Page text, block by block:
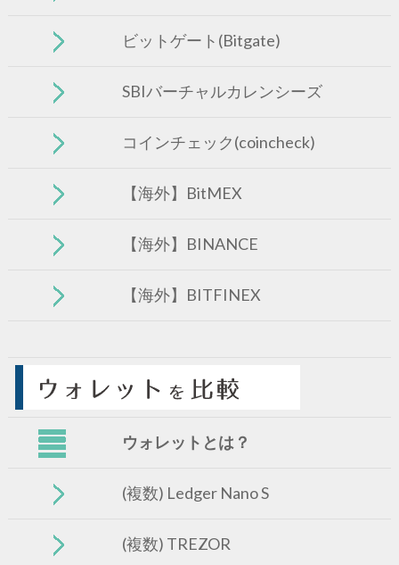
ビットゲート(Bitgate)
SBIバーチャルカレンシーズ
コインチェック(coincheck)
【海外】BitMEX
【海外】BINANCE
【海外】BITFINEX
ウォレットとは？
(複数) Ledger Nano S
(複数) TREZOR